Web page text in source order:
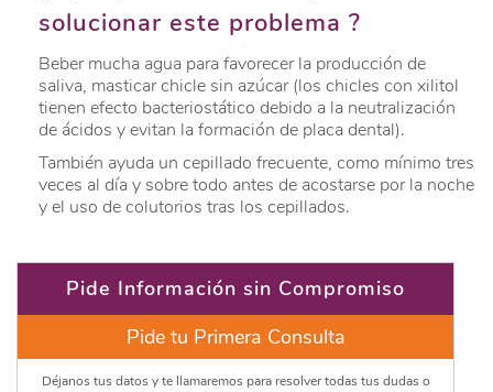
solucionar este problema ?
Beber mucha agua para favorecer la producción de
saliva, masticar chicle sin azúcar (los chicles con xilitol
tienen efecto bacteriostático debido a la neutralización
de ácidos y evitan la formación de placa dental).
También ayuda un cepillado frecuente, como mínimo tres
veces al día y sobre todo antes de acostarse por la noche
y el uso de colutorios tras los cepillados.
Pide Información sin Compromiso
Pide tu Primera Consulta
Déjanos tus datos y te llamaremos para resolver todas tus dudas o